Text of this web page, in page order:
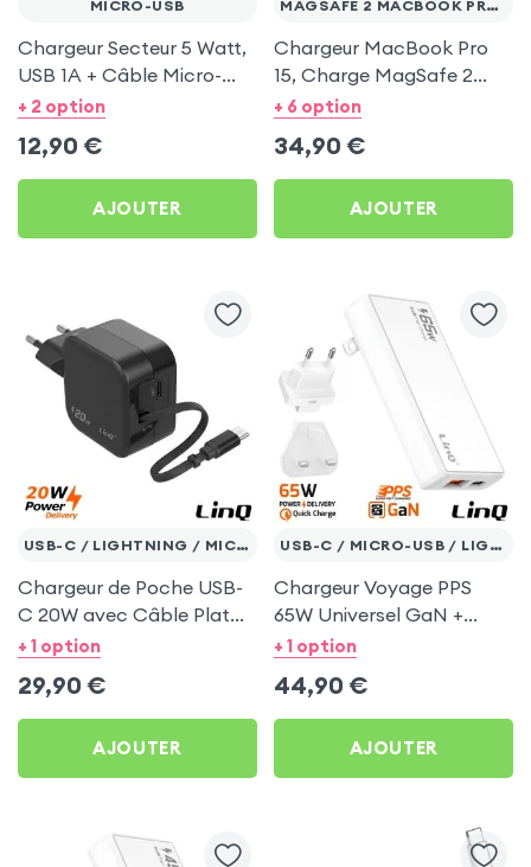
MICRO-USB
Chargeur Secteur 5 Watt,
USB 1A + Câble Micro-
USB 1m, Charge Sécurisée
+ 2 option
12,90 €
AJOUTER
MAGSAFE 2 MACBOOK PRO 15
Chargeur MacBook Pro
15, Charge MagSafe 2
Rapide 85W - Blanc
+ 6 option
34,90 €
AJOUTER
USB-C / LIGHTNING / MICRO-USB
Chargeur de Poche USB-
C 20W avec Câble Plat
Rétractable Type-C LinQ
+ 1 option
29,90 €
AJOUTER
USB-C / MICRO-USB / LIGHTNING
Chargeur Voyage PPS
65W Universel GaN +
Adaptateurs Prise EU et
+ 1 option
44,90 €
AJOUTER